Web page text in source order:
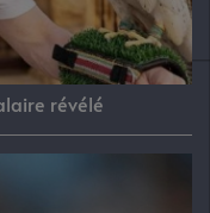
révélé